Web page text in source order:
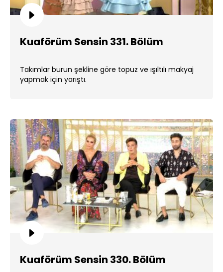
Kuaförüm Sensin 331. Bölüm
Takımlar burun şekline göre topuz ve ışıltılı makyaj
yapmak için yarıştı.
Kuaförüm Sensin 330. Bölüm